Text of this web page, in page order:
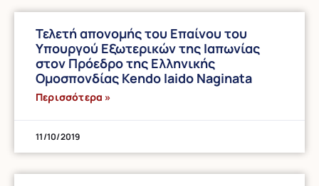
Τελετή απονομής του Επαίνου του
Υπουργού Εξωτερικών της Ιαπωνίας
στον Πρόεδρο της Ελληνικής
Ομοσπονδίας Kendo Iaido Naginata
Περισσότερα »
11/10/2019